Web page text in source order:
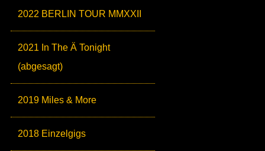
2022 BERLIN TOUR MMXXII
2021 In The Ä Tonight
(abgesagt)
2019 Miles & More
2018 Einzelgigs